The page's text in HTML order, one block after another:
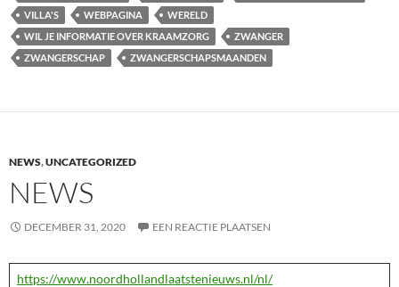
VILLA'S
WEBPAGINA
WERELD
WIL JE INFORMATIE OVER KRAAMZORG
ZWANGER
ZWANGERSCHAP
ZWANGERSCHAPSMAANDEN
NEWS,UNCATEGORIZED
NEWS
DECEMBER 31, 2020 EEN REACTIE PLAATSEN
https://www.noordhollandlaatstenieuws.nl/nl/